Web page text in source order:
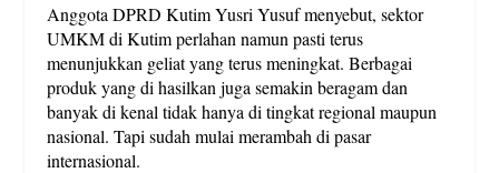
Anggota DPRD Kutim Yusri Yusuf menyebut, sektor
UMKM di Kutim perlahan namun pasti terus
menunjukkan geliat yang terus meningkat. Berbagai
produk yang di hasilkan juga semakin beragam dan
banyak di kenal tidak hanya di tingkat regional maupun
nasional. Tapi sudah mulai merambah di pasar
internasional.